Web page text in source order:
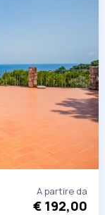
A partire da
€ 192,00